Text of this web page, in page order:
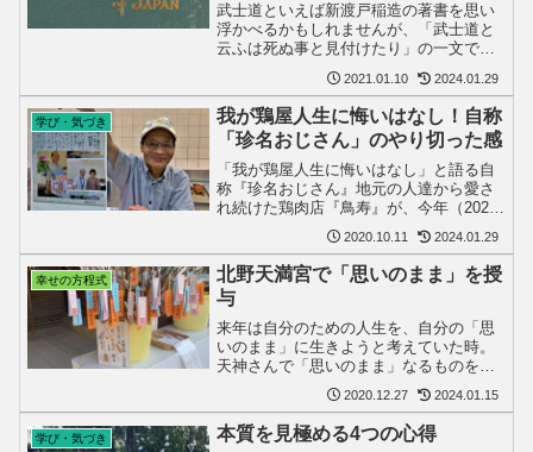
武士道といえば新渡戸稲造の著書を思い
浮かべるかもしれませんが、「武士道と
云ふは死ぬ事と見付けたり」の一文で有
名な「葉隠」も日本文化の根幹を為す考
え方がまとめられた書だと思う。双方と
も有名な本ですが少々読みにくいのが難
点。でも、日本人なら是非...
2021.01.10 2024.01.29
学び・気づき
我が鶏屋人生に悔いはなし！自称
「珍名おじさん」のやり切った感
「我が鶏屋人生に悔いはなし」と語る自
称『珍名おじさん』地元の人達から愛さ
れ続けた鶏肉店『鳥寿』が、今年（2020
年）の10月12日をもって閉店されること
になりました。「今まで、本当に美味し
い鶏料理をありがとう御座いました」そ
して、いつも仲の...
2020.10.11 2024.01.29
幸せの方程式
北野天満宮で「思いのまま」を授
与
来年は自分のための人生を、自分の「思
いのまま」に生きようと考えていた時。
天神さんで「思いのまま」なるものを発
見。考えていたことが現実の形になって
表れる。これも、神様のお告げかも！本
殿にお参りのあと、さっそく授与して頂
きました。キャッチーなフ...
2020.12.27 2024.01.15
学び・気づき 本質を見極める4つの心得